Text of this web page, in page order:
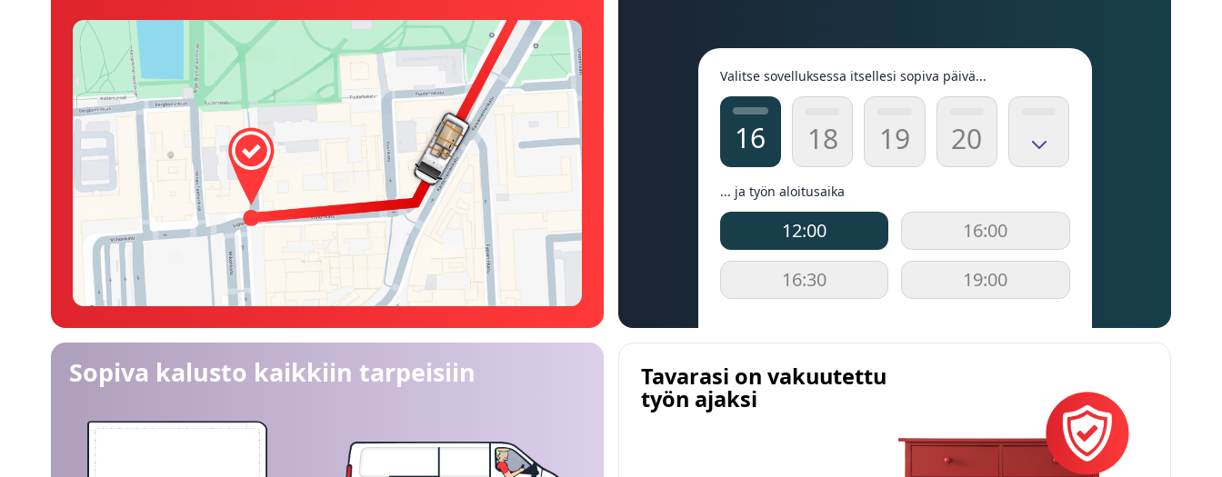
Valitse sovelluksessa itsellesi sopiva päivä...
16 18 19 20
... ja työn aloitusaika
12:00
16:00
16:30
19:00
Sopiva kalusto kaikkiin tarpeisiin Tavarasi on vakuutettu
työn ajaksi